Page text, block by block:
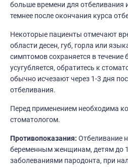
больше времени для отбеливания
темнее после окончания курса
Некоторые пациенты отмечают
области десен, губ, горла или
симптомов сохраняется в течение
усугубляется, обратитесь к
обычно исчезают через 1-3 дня
отбеливания.
Перед применением необходима
стоматологом.
Противопоказания: Отбеливание
беременным женщинам, детям до
заболеваниями пародонта, при